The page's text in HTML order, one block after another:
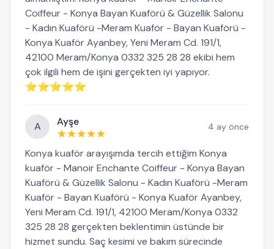
Coiffeur - Konya Bayan Kuaförü & Güzellik Salonu
- Kadın Kuaförü -Meram Kuaför - Bayan Kuaförü -
Konya Kuaför Ayanbey, Yeni Meram Cd. 191/1,
42100 Meram/Konya 0332 325 28 28 ekibi hem
çok ilgili hem de işini gerçekten iyi yapıyor.
⭐⭐⭐⭐⭐
A Ayşe 4 ay önce
Konya kuaför arayışımda tercih ettiğim Konya
kuaför - Manoir Enchante Coiffeur - Konya Bayan
Kuaförü & Güzellik Salonu - Kadın Kuaförü -Meram
Kuaför - Bayan Kuaförü - Konya Kuaför Ayanbey,
Yeni Meram Cd. 191/1, 42100 Meram/Konya 0332
325 28 28 gerçekten beklentimin üstünde bir
hizmet sundu. Saç kesimi ve bakım sürecinde